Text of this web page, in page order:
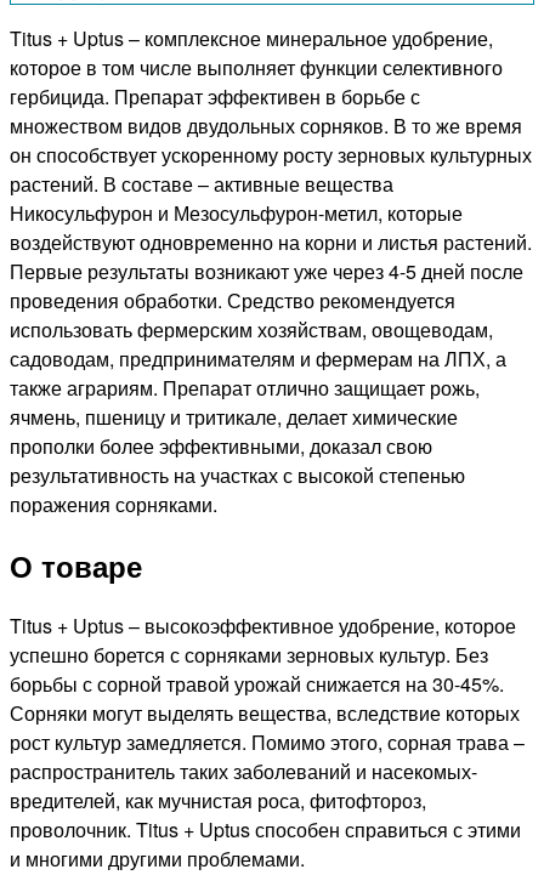
Titus + Uptus – комплексное минеральное удобрение,
которое в том числе выполняет функции селективного
гербицида. Препарат эффективен в борьбе с
множеством видов двудольных сорняков. В то же время
он способствует ускоренному росту зерновых культурных
растений. В составе – активные вещества
Никосульфурон и Мезосульфурон-метил, которые
воздействуют одновременно на корни и листья растений.
Первые результаты возникают уже через 4-5 дней после
проведения обработки. Средство рекомендуется
использовать фермерским хозяйствам, овощеводам,
садоводам, предпринимателям и фермерам на ЛПХ, а
также аграриям. Препарат отлично защищает рожь,
ячмень, пшеницу и тритикале, делает химические
прополки более эффективными, доказал свою
результативность на участках с высокой степенью
поражения сорняками.
О товаре
Titus + Uptus – высокоэффективное удобрение, которое
успешно борется с сорняками зерновых культур. Без
борьбы с сорной травой урожай снижается на 30-45%.
Сорняки могут выделять вещества, вследствие которых
рост культур замедляется. Помимо этого, сорная трава –
распространитель таких заболеваний и насекомых-
вредителей, как мучнистая роса, фитофтороз,
проволочник. Titus + Uptus способен справиться с этими
и многими другими проблемами.